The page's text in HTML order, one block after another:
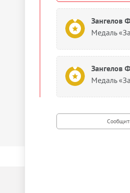
Зангелов
Медаль
Зангелов
Медаль